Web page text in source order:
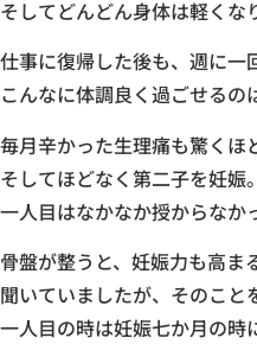
そしてどんどん身体は軽くな
仕事に復帰した後も、週に一
こんなに体調良く過ごせるの
毎月辛かった生理痛も驚くほ
そしてほどなく第二子を妊娠。
一人目はなかなか授からなか
骨盤が整うと、妊娠力も高ま
聞いていましたが、そのこと
一人目の時は妊娠七か月の時